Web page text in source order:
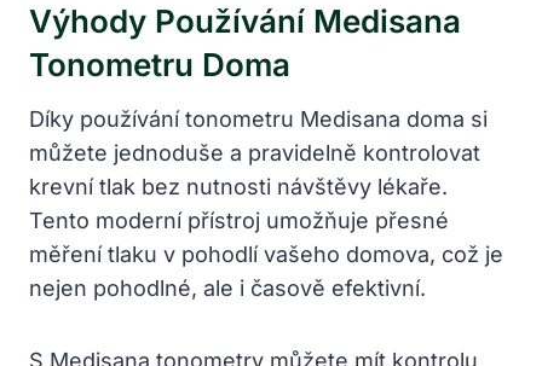
Výhody Používání Medisana
Tonometru Doma
Díky používání tonometru Medisana doma si
můžete jednoduše a pravidelně kontrolovat
krevní tlak bez nutnosti návštěvy lékaře.
Tento moderní přístroj umožňuje přesné
měření tlaku v pohodlí vašeho domova, což je
nejen pohodlné, ale i časově efektivní.
S Medisana tonometry můžete mít kontrolu